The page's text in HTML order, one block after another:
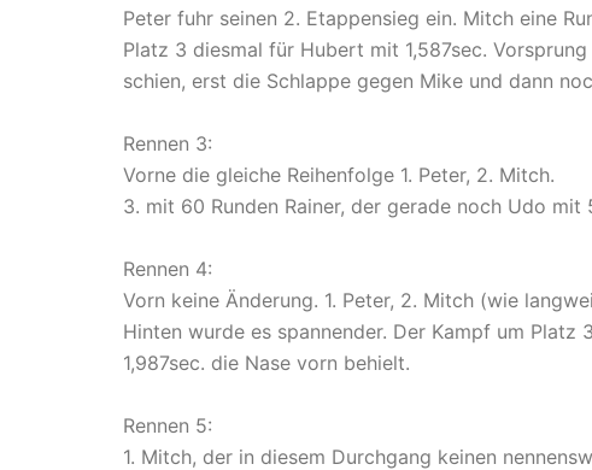
Peter fuhr seinen 2. Etappensieg ein. Mitch eine
Platz 3 diesmal für Hubert mit 1,587sec.
schien, erst die Schlappe gegen Mike und dann
Rennen 3:
Vorne die gleiche Reihenfolge 1. Peter, 2. Mitch.
3. mit 60 Runden Rainer, der gerade noch Udo mit
Rennen 4:
Vorn keine Änderung. 1. Peter, 2. Mitch (wie
Hinten wurde es spannender. Der Kampf um
1,987sec. die Nase vorn behielt.
Rennen 5:
1. Mitch, der in diesem Durchgang keinen